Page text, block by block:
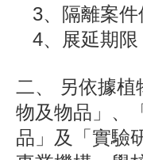
3、隔離案件
4、展延期限
二、 另依據植
物及物品」、
品」及「實驗